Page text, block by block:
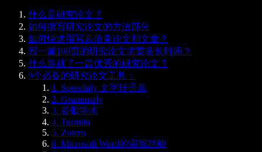
什么是研究论文？
如何撰写研究论文的方法部分
如何快速撰写高质量论文和文章？
写一篇100页的研究论文需要多长时间？
什么造就了一篇优秀的研究论文？
9个必备的研究论文工具：
1. Speechify 文字转语音
2. Grammarly
3. 谷歌学术
4. Turnitin
5. Zotero
6. Microsoft Word的审阅功能